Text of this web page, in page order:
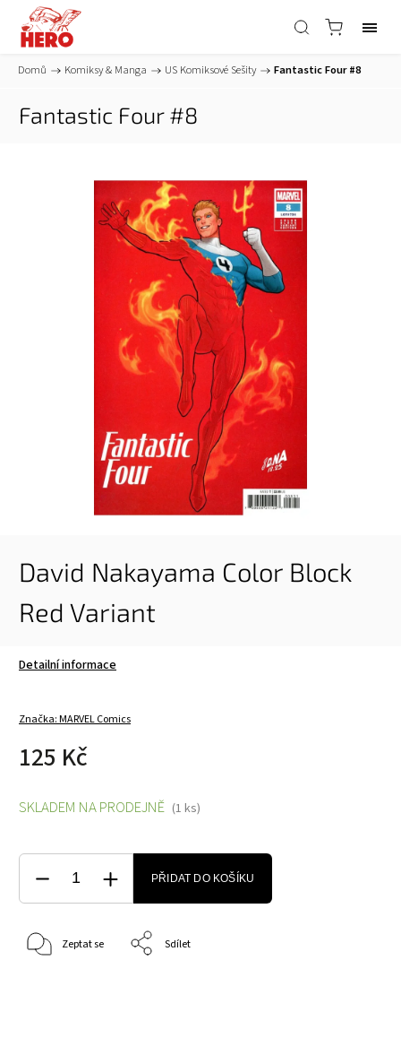
Domů / Komiksy & Manga / US Komiksové Sešity / Fantastic Four #8
Fantastic Four #8
David Nakayama Color Block
Red Variant
Detailní informace
Značka:MARVEL Comics
125 Kč
SKLADEM NA PRODEJNĚ (1 ks)
PŘIDAT DO KOŠÍKU
Zeptat se Sdílet